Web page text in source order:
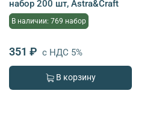
набор 200 шт, Astra&Craft
В наличии: 769 набор
351 ₽ с НДС 5%
В корзину